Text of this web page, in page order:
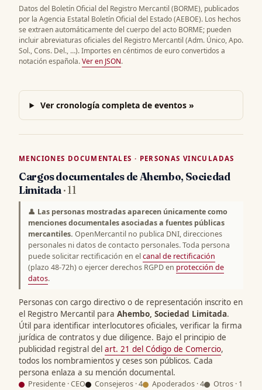
Datos del Boletín Oficial del Registro Mercantil (BORME), publicados
por la Agencia Estatal Boletín Oficial del Estado (AEBOE). Los hechos
se extraen automáticamente del cuerpo del acto BORME; pueden
incluir abreviaturas oficiales del Registro Mercantil (Adm. Único, Apo.
Sol., Cons. Del., …). Importes en céntimos de euro convertidos a
notación española.Ver en JSON.
Ver cronología completa de eventos »
MENCIONES DOCUMENTALES · PERSONAS VINCULADAS
Cargos documentales de Ahembo, Sociedad
Limitada· 11
👤 Las personas mostradas aparecen únicamente como
menciones documentales asociadas a fuentes públicas
mercantiles. OpenMercantil no publica DNI, direcciones
personales ni datos de contacto personales. Toda persona
puede solicitar rectificación en elcanal de rectificación
(plazo 48-72h) o ejercer derechos RGPD en protección de
datos.
Personas con cargo directivo o de representación inscrito en
el Registro Mercantil para Ahembo, Sociedad Limitada.
Útil para identificar interlocutores oficiales, verificar la firma
jurídica de contratos y due diligence. Bajo el principio de
publicidad registral del art. 21 del Código de Comercio,
todos los nombramientos y ceses son públicos. Cada
persona enlaza a su mención documental.
Presidente · CEO Consejeros · 4 Apoderados · 4 Otros · 1